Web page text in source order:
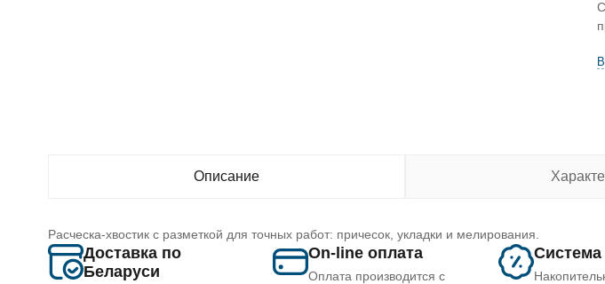
Описание
Расческа-хвостик с разметкой для точных работ: причесок, укладки и мелирования.
Доставка по
Беларуси
On-line оплата
Оплата производится с
Система